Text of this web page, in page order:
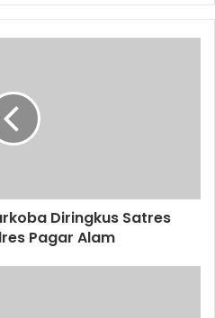
Diringkus Satres
Pagar Alam